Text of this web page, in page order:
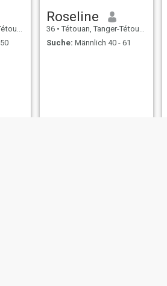
Roseline
36 • Tétouan, Tanger-Tétouan, Marokko
Suche: Männlich 40 - 61